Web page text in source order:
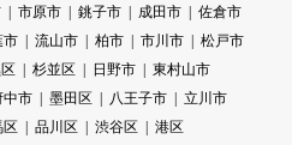
市原市 銚子市 成田市
佐倉市
市 流山市 柏市 市川市
松戸市
杉並区 日野市
東村山市
中市 墨田区 八王子市
立川市
区 品川区 渋谷区
港区